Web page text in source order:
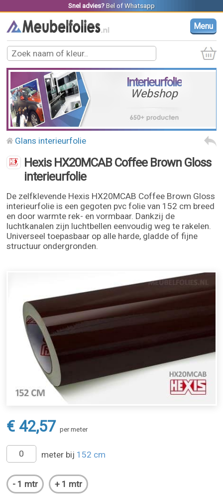
Snel advies? Belof Whatsapp
Menu
Interieurfolie
Webshop
Glans interieurfolie
Hexis HX20MCAB Coffee Brown Gloss
interieurfolie
De zelfklevende Hexis HX20MCAB Coffee Brown Gloss
interieurfolie is een gegoten pvc folie van 152 cm breed
en door warmte rek- en vormbaar. Dankzij de
luchtkanalen zijn luchtbellen eenvoudig weg te rakelen.
Universeel toepasbaar op alle harde, gladde of fijne
structuur ondergronden.
€ 42,57 per meter
meter bij 152 cm